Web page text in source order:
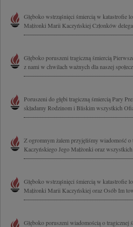
Głęboko wstrząśnięci śmiercią w katastrofie
Małżonki Marii Kaczyńskiej Członków
Głęboko poruszeni tragiczną śmiercią
z nami w chwilach ważnych dla naszej
Poruszeni do głębi tragiczną śmiercią Pary
składamy Rodzinom i Bliskim wszystkich
Z ogromnym żalem przyjęliśmy wiadomość
Kaczyńskiego Jego Małżonki oraz
Głęboko wstrząśnięci śmiercią w katastrofie
Małżonki Marii Kaczyńskiej oraz Osób Im
Głęboko poruszeni wiadomością o